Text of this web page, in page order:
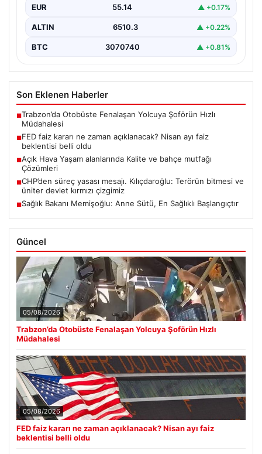
EUR 55.14 ▲ +0.17%
ALTIN 6510.3 ▲ +0.22%
BTC 3070740 ▲ +0.81%
Son Eklenen Haberler
■Trabzon’da Otobüste Fenalaşan Yolcuya Şoförün Hızlı
Müdahalesi
■FED faiz kararı ne zaman açıklanacak? Nisan ayı faiz
beklentisi belli oldu
■Açık Hava Yaşam alanlarında Kalite ve bahçe mutfağı
Çözümleri
■CHP’den süreç yasası mesajı. Kılıçdaroğlu: Terörün bitmesi ve
üniter devlet kırmızı çizgimiz
■Sağlık Bakanı Memişoğlu: Anne Sütü, En Sağlıklı Başlangıçtır
Güncel
05/08/2026
Trabzon’da Otobüste Fenalaşan Yolcuya Şoförün Hızlı
Müdahalesi
05/08/2026
FED faiz kararı ne zaman açıklanacak? Nisan ayı faiz
beklentisi belli oldu